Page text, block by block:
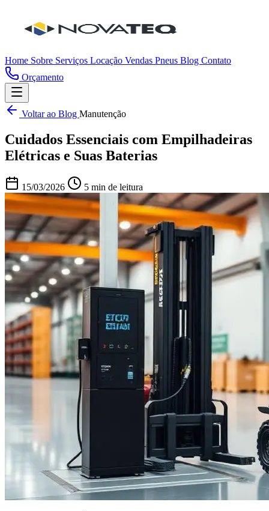
Home Sobre Serviços Locação Vendas Pneus Blog Contato
Orçamento
Voltar ao Blog Manutenção
Cuidados Essenciais com Empilhadeiras
Elétricas e Suas Baterias
15/03/2026 5 min de leitura